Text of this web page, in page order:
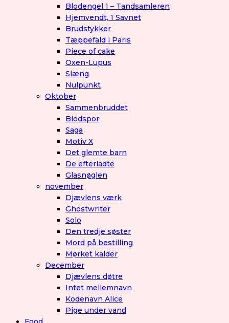
Blodengel 1 – Tandsamleren
Hjemvendt, 1 Savnet
Brudstykker
Tæppefald i Paris
Piece of cake
Oxen-Lupus
Slæng
Nulpunkt
Oktober
Sammenbruddet
Blodspor
Saga
Motiv X
Det glemte barn
De efterladte
Glasnøglen
november
Djævlens værk
Ghostwriter
Solo
Den tredje søster
Mord på bestilling
Mørket kalder
December
Djævlens døtre
Intet mellemnavn
Kodenavn Alice
Pige under vand